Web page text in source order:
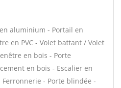
aluminium - Portail en
en PVC - Volet battant / Volet
en bois - Porte
en bois - Escalier en
- Porte blindée -